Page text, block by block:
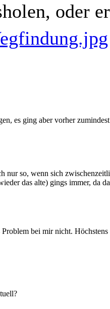
oder
es ging aber vorher
nur so, wenn sich
das alte) gings immer, da
Problem bei mir nicht.